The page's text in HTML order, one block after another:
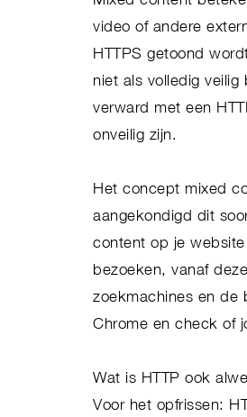
video of andere
HTTPS getoond
niet als volledig
verward met een
onveilig zijn.
Het concept mixed
aangekondigd dit
content op je
bezoeken, vanaf
zoekmachines en de
Chrome en check of
Wat is HTTP ook
Voor het opfrissen: